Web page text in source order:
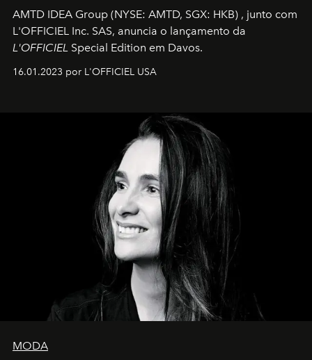
AMTD IDEA Group (NYSE: AMTD, SGX: HKB) , junto com
L'OFFICIEL Inc. SAS, anuncia o lançamento da
L'OFFICIEL Special Edition em Davos.
16.01.2023 por L'OFFICIEL USA
MODA